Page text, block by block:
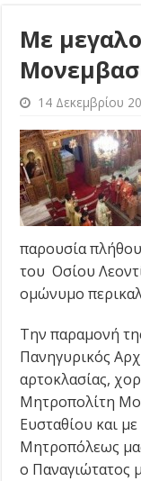
Με
14 Δεκεμβρίου
παρουσία
του Οσίου
ομώνυμο
Την παραμονή
Πανηγυρικός
αρτοκλασίας,
Μητροπολίτη
Ευσταθίου και
Μητροπόλεως
ο Παναγιώτατος